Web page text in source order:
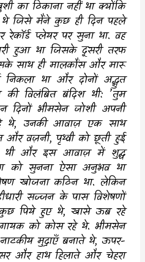
ठिकाना नहीं था क्योंकि
थे जिसे मैंने कुछ ही दिन पहले
रेकॉर्ड प्लेयर पर सुना था. वह
हुआ था जिसके दूसरी तरफ
साथ ही मालकौंस और मारू
निकला था और दोनों अद्भुत
की विलंबित बंदिश थी: ’तुम
दिनों भीमसेन जोशी अपनी
थे,उनकी आवाज़ एक साथ
और वज़नी,पृथ्वी को छूती हुई
थी और इस आवाज़ में शुद्ध
को सुनना ऐसा अनुभव था
खोजना कठिन था. लेकिन
सज्जन के पास विशेषणों
पिये हुए थे, खासे ऊब रहे
को कोस रहे थे. भीमसेन
मुद्राएँ बनाते थे, ऊपर-
और हाथ हिलाते और चेहरा